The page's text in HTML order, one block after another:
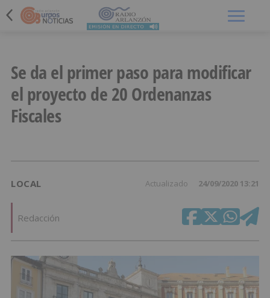
Se da el primer paso para modificar
el proyecto de 20 Ordenanzas
Fiscales
LOCAL Actualizado 24/09/2020 13:21
Redacción